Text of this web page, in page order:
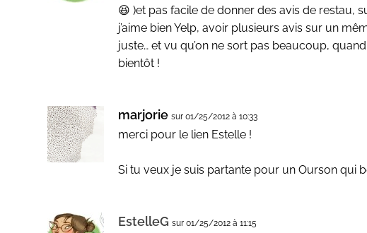
😆 )et pas facile de donner des avis de restau,
j’aime bien Yelp, avoir plusieurs avis sur un
juste… et vu qu’on ne sort pas beaucoup,
bientôt !
marjorie sur 01/25/2012 à 10:33
merci pour le lien Estelle !
Si tu veux je suis partante pour un Ourson qui
EstelleG sur 01/25/2012 à 11:15